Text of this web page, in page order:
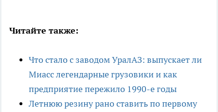
Читайте также:
Что стало с заводом УралАЗ: выпускает ли
Миасс легендарные грузовики и как
предприятие пережило 1990-е годы
Летнюю резину рано ставить по первому